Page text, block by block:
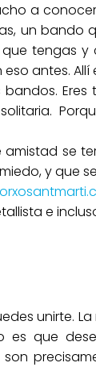
a
un bando
tengas y
antes. Allí
se
y que
e
unirte.
que